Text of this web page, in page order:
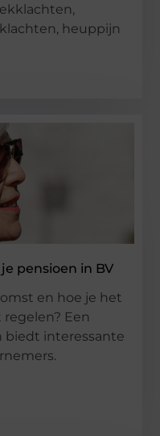
heuppijn
pensioen in BV
en hoe je het
Een
biedt interessante